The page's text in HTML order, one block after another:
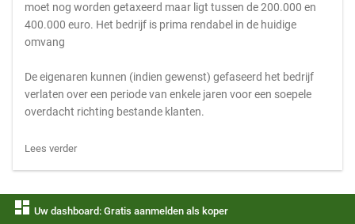
moet nog worden getaxeerd maar ligt tussen de 200.000 en
400.000 euro. Het bedrijf is prima rendabel in de huidige
omvang
De eigenaren kunnen (indien gewenst) gefaseerd het bedrijf
verlaten over een periode van enkele jaren voor een soepele
overdacht richting bestande klanten.
Lees verder
dashboard Uw dashboard: Gratis aanmelden als koper